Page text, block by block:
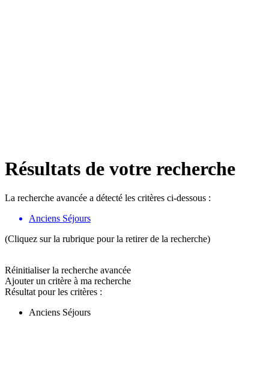
Résultats de votre recherche
La recherche avancée a détecté les critères ci-dessous :
Anciens Séjours
(Cliquez sur la rubrique pour la retirer de la recherche)
Réinitialiser la recherche avancée
Ajouter un critère à ma recherche
Résultat pour les critères :
Anciens Séjours